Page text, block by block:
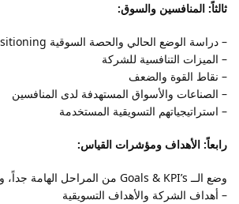
ثالثاً: المنافسين والسوق:
– دراسة الوضع الحالي والحصة السوقية positioning
– الميزات التنافسية للشركة
– نقاط القوة والضعف
– الصناعات والأسواق المستهدفة لدى المنافسين
– استراتيجياتهم التسويقية المستخدمة
رابعاً: الأهداف ومؤشرات القياس:
وضع الــ Goals & KPI’s من المراحل الهامة جداً، وتشمل:
– أهداف الشركة والأهداف التسويقية